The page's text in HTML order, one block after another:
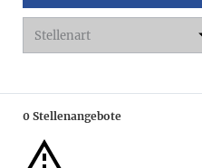
Stellenart
0 Stellenangebote